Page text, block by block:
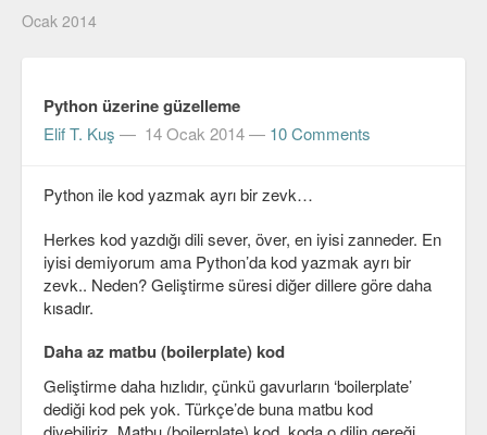
Duyurular
Düşündüklerimiz
Arayüz Tasarımı
Diller
C#
PHP
Ocak 2014
Python üzerine güzelleme
Elif T. Kuş — 14 Ocak 2014— 10 Comments
Python ile kod yazmak ayrı bir zevk…
Herkes kod yazdığı dili sever, över, en iyisi zanneder. En
iyisi demiyorum ama Python’da kod yazmak ayrı bir
zevk.. Neden? Geliştirme süresi diğer dillere göre daha
kısadır.
Daha az matbu (boilerplate) kod
Geliştirme daha hızlıdır, çünkü gavurların ‘boilerplate’
dediği kod pek yok. Türkçe’de buna matbu kod